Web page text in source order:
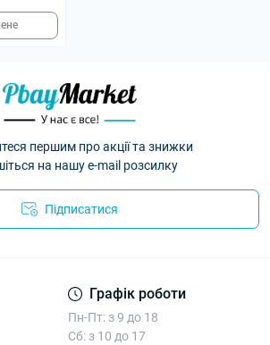
першим про акції та знижки
на нашу e-mail розсилку
Підписатися
Графік роботи
Пн-Пт: з 9 до 18
Сб: з 10 до 17